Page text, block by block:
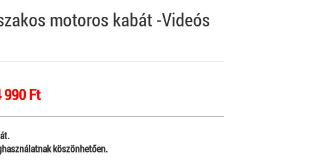
motoros kabát -Videós
990 Ft
köszönhetően.